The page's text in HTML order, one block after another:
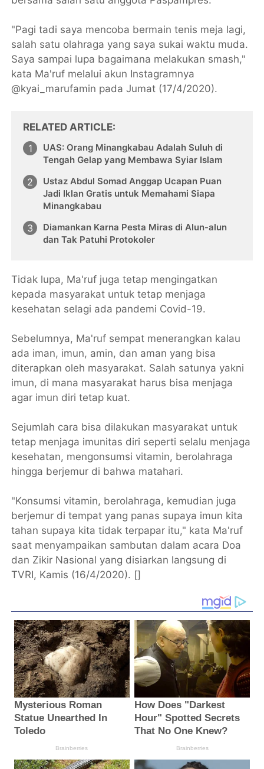
"Pagi tadi saya mencoba bermain tenis meja lagi,
salah satu olahraga yang saya sukai waktu muda.
Saya sampai lupa bagaimana melakukan smash,"
kata Ma'ruf melalui akun Instagramnya
@kyai_marufamin pada Jumat (17/4/2020).
RELATED ARTICLE
UAS: Orang Minangkabau Adalah Suluh di
Tengah Gelap yang Membawa Syiar Islam
Ustaz Abdul Somad Anggap Ucapan Puan
Jadi Iklan Gratis untuk Memahami Siapa
Minangkabau
Diamankan Karna Pesta Miras di Alun-alun
dan Tak Patuhi Protokoler
Tidak lupa, Ma'ruf juga tetap mengingatkan
kepada masyarakat untuk tetap menjaga
kesehatan selagi ada pandemi Covid-19.
Sebelumnya, Ma'ruf sempat menerangkan kalau
ada iman, imun, amin, dan aman yang bisa
diterapkan oleh masyarakat. Salah satunya yakni
imun, di mana masyarakat harus bisa menjaga
agar imun diri tetap kuat.
Sejumlah cara bisa dilakukan masyarakat untuk
tetap menjaga imunitas diri seperti selalu menjaga
kesehatan, mengonsumsi vitamin, berolahraga
hingga berjemur di bahwa matahari.
"Konsumsi vitamin, berolahraga, kemudian juga
berjemur di tempat yang panas supaya imun kita
tahan supaya kita tidak terpapar itu," kata Ma'ruf
saat menyampaikan sambutan dalam acara Doa
dan Zikir Nasional yang disiarkan langsung di
TVRI, Kamis (16/4/2020). []